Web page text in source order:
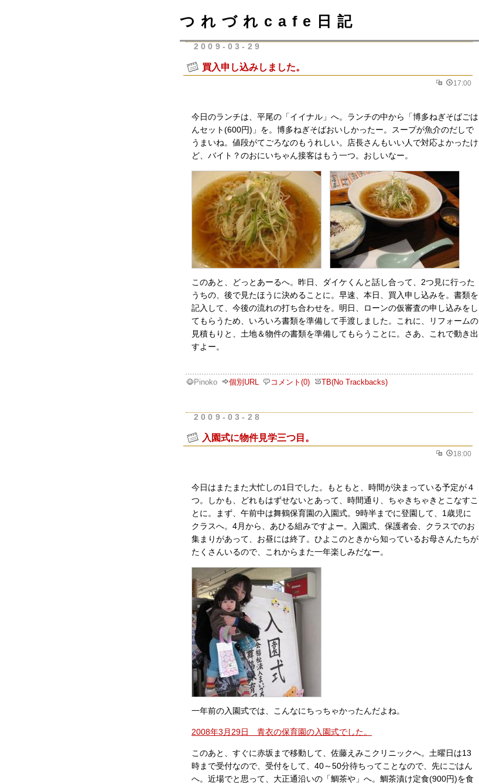
つれづれcafe日記
2009-03-29
買入申し込みしました。
17:00
今日のランチは、平尾の「イイナル」へ。ランチの中から「博多ねぎそばごは
んセット(600円)」を。博多ねぎそばおいしかったー。スープが魚介のだしで
うまいね。値段がてごろなのもうれしい。店長さんもいい人で対応よかったけ
ど、バイト？のおにいちゃん接客はもう一つ。おしいなー。
このあと、どっとあーるへ。昨日、ダイケくんと話し合って、2つ見に行った
うちの、後で見たほうに決めることに。早速、本日、買入申し込みを。書類を
記入して、今後の流れの打ち合わせを。明日、ローンの仮審査の申し込みをし
てもらうため、いろいろ書類を準備して手渡しました。これに、リフォームの
見積もりと、土地＆物件の書類を準備してもらうことに。さあ、これで動き出
すよー。
Pinoko 個別URL コメント(0) TB(No Trackbacks)
2009-03-28
入園式に物件見学三つ目。
18:00
今日はまたまた大忙しの1日でした。もともと、時間が決まっている予定が４
つ。しかも、どれもはずせないとあって、時間通り、ちゃきちゃきとこなすこ
とに。まず、午前中は舞鶴保育園の入園式。9時半までに登園して、1歳児に
クラスへ。4月から、あひる組みですよー。入園式、保護者会、クラスでのお
集まりがあって、お昼には終了。ひよこのときから知っているお母さんたちが
たくさんいるので、これからまた一年楽しみだなー。
一年前の入園式では、こんなにちっちゃかったんだよね。
2008年3月29日 青衣の保育園の入園式でした。
このあと、すぐに赤坂まで移動して、佐藤えみこクリニックへ。土曜日は13
時まで受付なので、受付をして、40～50分待ちってことなので、先にごはん
へ。近場でと思って、大正通沿いの「鯛茶や」へ。鯛茶漬け定食(900円)を食